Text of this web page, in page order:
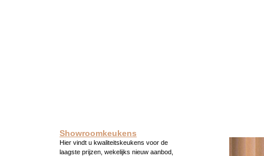
Showroomkeukens
Hier vindt u kwaliteitskeukens voor de
laagste prijzen, wekelijks nieuw aanbod,